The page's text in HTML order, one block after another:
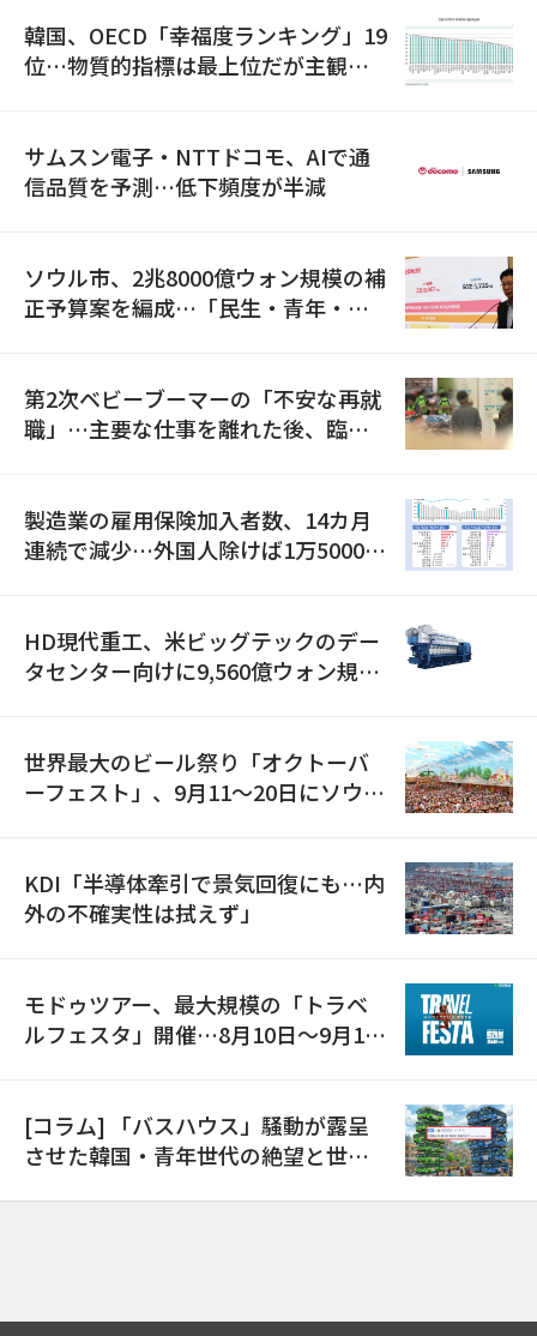
韓国、OECD「幸福度ランキング」19
位…物質的指標は最上位だが主観的
サムスン電子・NTTドコモ、AIで通
信品質を予測…低下頻度が半減
ソウル市、2兆8000億ウォン規模の補
正予算案を編成…「民生・青年・安
第2次ベビーブーマーの「不安な再就
職」…主要な仕事を離れた後、臨時
製造業の雇用保険加入者数、14カ月
連続で減少…外国人除けば1万5000人
HD現代重工、米ビッグテックのデー
タセンター向けに9,560億ウォン規模
世界最大のビール祭り「オクトーバ
ーフェスト」、9月11〜20日にソウル
KDI「半導体牽引で景気回復にも…内
外の不確実性は拭えず」
モドゥツアー、最大規模の「トラベ
ルフェスタ」開催…8月10日～9月11
[コラム] 「バスハウス」騒動が露呈
させた韓国・青年世代の絶望と世代